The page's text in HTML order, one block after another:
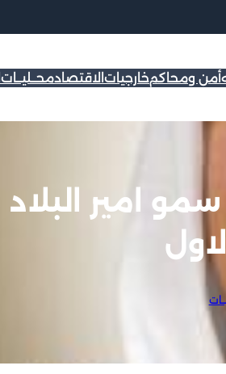
أمن ومحاكمخارجيات الاقتصادمحــليــات
امير البلاد